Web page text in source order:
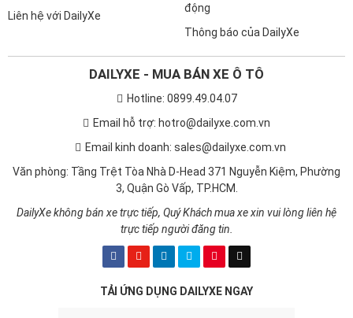
Liên hệ với DailyXe
động
Thông báo của DailyXe
DAILYXE - MUA BÁN XE Ô TÔ
Hotline: 0899.49.04.07
Email hỗ trợ: hotro@dailyxe.com.vn
Email kinh doanh: sales@dailyxe.com.vn
Văn phòng: Tầng Trệt Tòa Nhà D-Head 371 Nguyễn Kiệm, Phường
3, Quận Gò Vấp, TP.HCM.
DailyXe không bán xe trực tiếp, Quý Khách mua xe xin vui lòng liên hệ
trực tiếp người đăng tin.
TẢI ỨNG DỤNG DAILYXE NGAY